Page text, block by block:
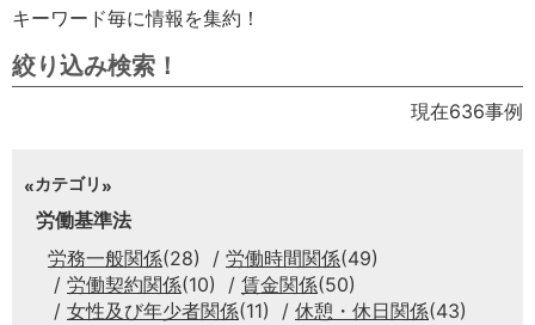
キーワード毎に情報を集約！
絞り込み検索！
現在636事例
カテゴリ
労働基準法
労務一般関係(28) 労働時間関係(49)
労働契約関係(10) 賃金関係(50)
女性及び年少者関係(11) 休憩・休日関係(43)